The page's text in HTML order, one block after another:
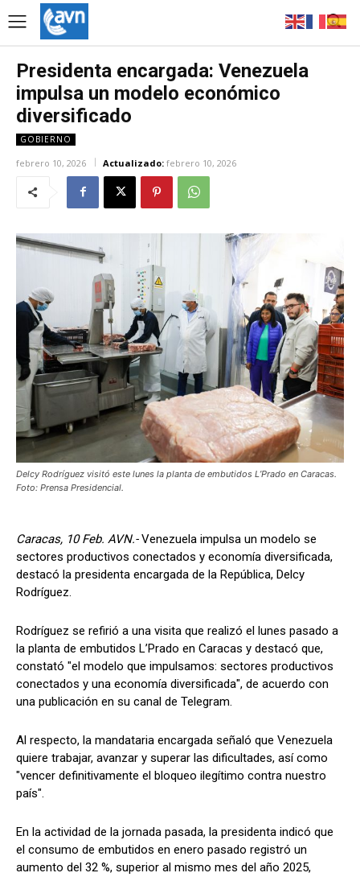
Presidenta encargada: Venezuela
impulsa un modelo económico
diversificado
GOBIERNO
febrero 10, 2026 Actualizado: febrero 10, 2026
Delcy Rodríguez visitó este lunes la planta de embutidos L’Prado en Caracas.
Foto: Prensa Presidencial.
Caracas, 10 Feb. AVN.-Venezuela impulsa un modelo se
sectores productivos conectados y economía diversificada,
destacó la presidenta encargada de la República, Delcy
Rodríguez.
Rodríguez se refirió a una visita que realizó el lunes pasado a
la planta de embutidos L’Prado en Caracas y destacó que,
constató "el modelo que impulsamos: sectores productivos
conectados y una economía diversificada", de acuerdo con
una publicación en su canal de Telegram.
Al respecto, la mandataria encargada señaló que Venezuela
quiere trabajar, avanzar y superar las dificultades, así como
"vencer definitivamente el bloqueo ilegítimo contra nuestro
país".
En la actividad de la jornada pasada, la presidenta indicó que
el consumo de embutidos en enero pasado registró un
aumento del 32 %, superior al mismo mes del año 2025,